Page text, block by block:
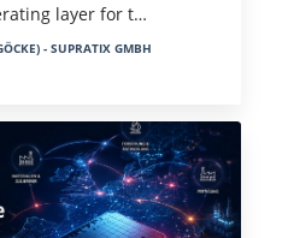
layer for t…
- SUPRATIX GMBH